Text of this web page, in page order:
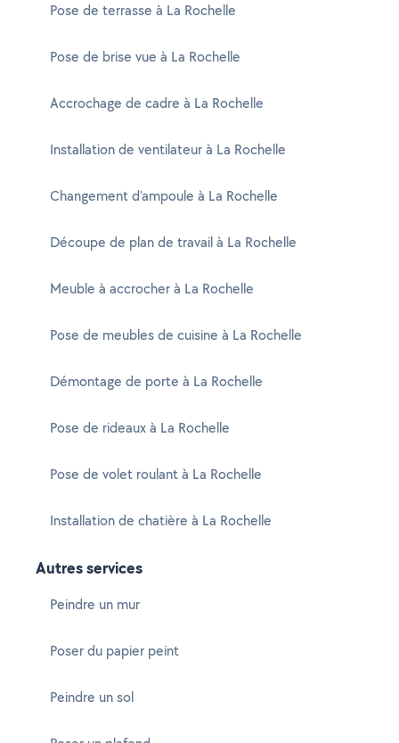
Pose de terrasse à La Rochelle
Pose de brise vue à La Rochelle
Accrochage de cadre à La Rochelle
Installation de ventilateur à La Rochelle
Changement d'ampoule à La Rochelle
Découpe de plan de travail à La Rochelle
Meuble à accrocher à La Rochelle
Pose de meubles de cuisine à La Rochelle
Démontage de porte à La Rochelle
Pose de rideaux à La Rochelle
Pose de volet roulant à La Rochelle
Installation de chatière à La Rochelle
Autres services
Peindre un mur
Poser du papier peint
Peindre un sol